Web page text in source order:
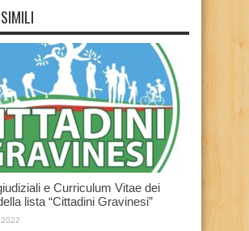
e Curriculum Vitae dei
lista “Cittadini Gravinesi”